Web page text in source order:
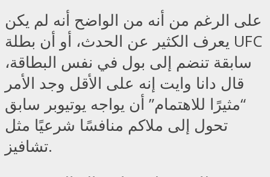
على الرغم من أنه من الواضح أنه لم يكن
يعرف الكثير عن الحدث، أو أن بطلة UFC
سابقة تنضم إلى بول في نفس البطاقة،
قال دانا وايت إنه على الأقل وجد الأمر
“مثيرًا للاهتمام” أن يواجه يوتيوبر سابق
تحول إلى ملاكم منافسًا شرعيًا مثل
تشافيز.